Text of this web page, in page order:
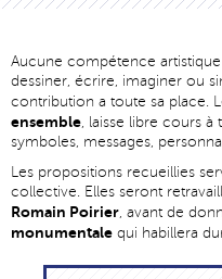
Aucune compétence
dessiner, écrire, imaginer ou
contribution a toute sa place.
ensemble , laisse libre cours
symboles, messages,
Les propositions recueillies
collective. Elles seront
Romain Poirier , avant de
monumentale qui habillera